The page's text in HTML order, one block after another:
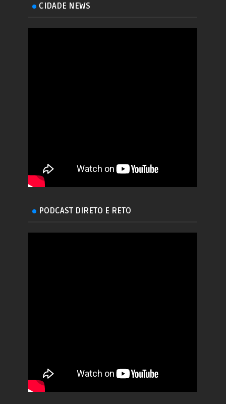
CIDADE NEWS
PODCAST DIRETO E RETO